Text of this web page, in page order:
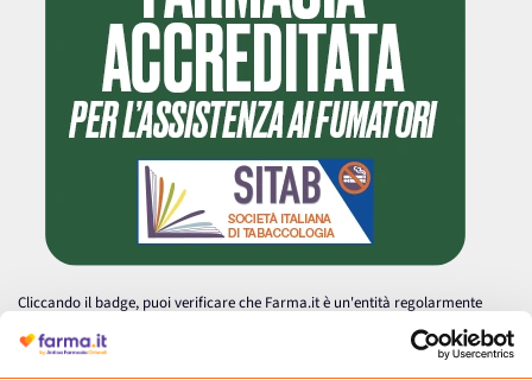
Cliccando il badge, puoi verificare che Farma.it è un'entità regolarmente
autorizzata dal Ministero della Salute a effettuare la vendita online di
medicinali.